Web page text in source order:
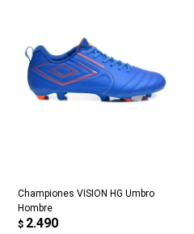
Championes VISION HG Umbro
Hombre
$ 2.490